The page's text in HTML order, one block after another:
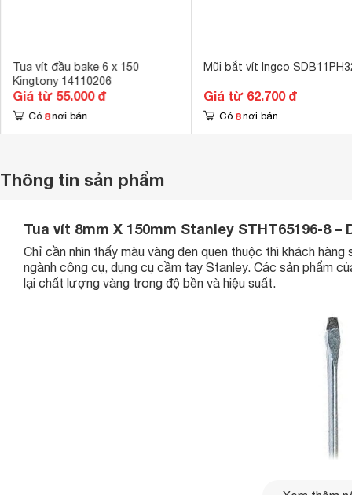
Tua vít đầu bake 6 x 150
Kingtony 14110206
Giá từ 55.000 đ
Có 8 nơi bán
Mũi bắt vít Ingco
Giá từ 62.700 đ
Có 8 nơi bán
Thông tin sản phẩm
Tua vít 8mm X 150mm Stanley STHT65196-8 –
Chỉ cần nhìn thấy màu vàng đen quen thuộc thì khách
ngành công cụ, dụng cụ cầm tay Stanley. Các sản phẩm
lại chất lượng vàng trong độ bền và hiệu suất.